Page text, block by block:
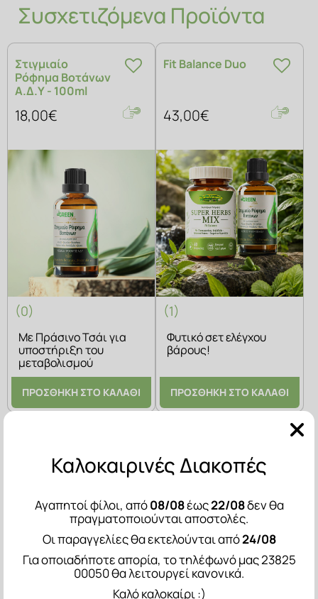
Συσχετιζόμενα Προϊόντα
Στιγμιαίο
Ρόφημα Βοτάνων
Α.Δ.Υ - 100ml
18,00€
(0)
Με Πράσινο Τσάι για
υποστήριξη του
μεταβολισμού
ΠΡΟΣΘΗΚΗ ΣΤΟ ΚΑΛΑΘΙ
Fit Balance Duo
43,00€
(1)
Φυτικό σετ ελέγχου
βάρους!
ΠΡΟΣΘΗΚΗ ΣΤΟ ΚΑΛΑΘΙ
Πρόσωπο &
Μάτια
70,00€
Καλοκαιρινές Διακοπές
Αγαπητοί φίλοι, από08/08έως22/08δεν θα
πραγματοποιούνται αποστολές.
Οι παραγγελίες θα εκτελούνται από24/08
Για οποιαδήποτε απορία, το τηλέφωνό μας 23825
00050 θα λειτουργεί κανονικά.
Καλό καλοκαίρι :)